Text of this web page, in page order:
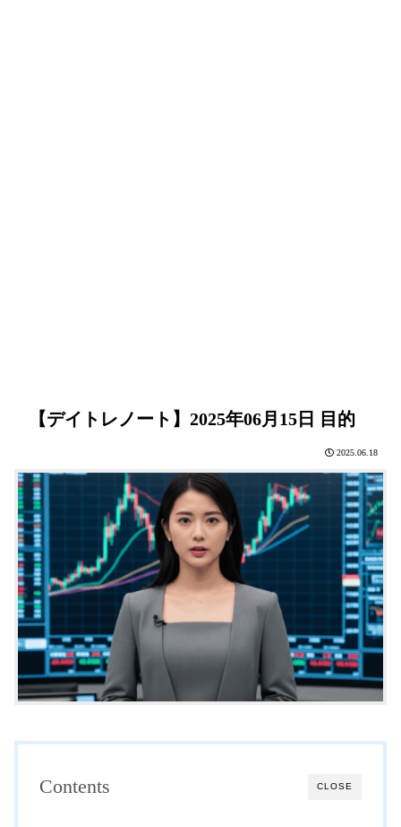
【デイトレノート】2025年06月15日 目的
2025.06.18
CLOSE
Contents